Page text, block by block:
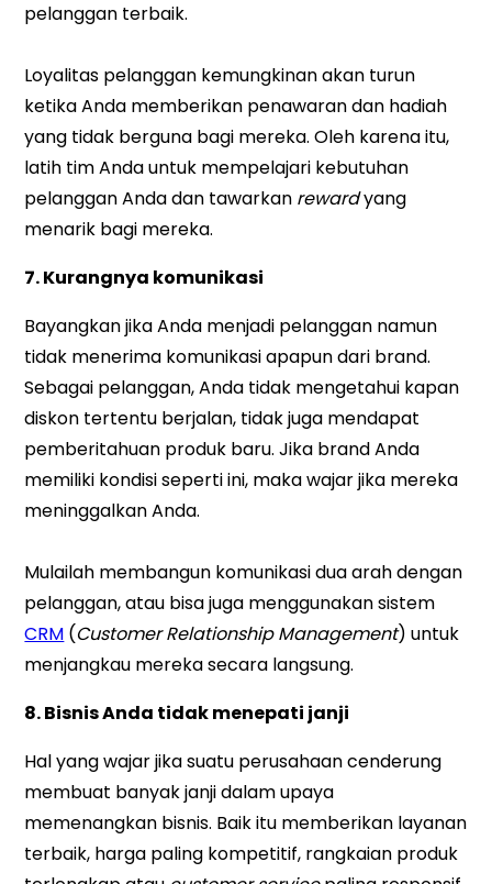
pelanggan terbaik.
Loyalitas pelanggan kemungkinan akan turun
ketika Anda memberikan penawaran dan hadiah
yang tidak berguna bagi mereka. Oleh karena itu,
latih tim Anda untuk mempelajari kebutuhan
pelanggan Anda dan tawarkan rewardyang
menarik bagi mereka.
7.Kurangnya komunikasi
Bayangkan jika Anda menjadi pelanggan namun
tidak menerima komunikasi apapun dari brand.
Sebagai pelanggan, Anda tidak mengetahui kapan
diskon tertentu berjalan, tidak juga mendapat
pemberitahuan produk baru. Jika brand Anda
memiliki kondisi seperti ini, maka wajar jika mereka
meninggalkan Anda.
Mulailah membangun komunikasi dua arah dengan
pelanggan, atau bisa juga menggunakan sistem
CRM (Customer Relationship Management) untuk
menjangkau mereka secara langsung.
8. Bisnis Anda tidak menepati janji
Hal yang wajar jika suatu perusahaan cenderung
membuat banyak janji dalam upaya
memenangkan bisnis. Baik itu memberikan layanan
terbaik, harga paling kompetitif, rangkaian produk